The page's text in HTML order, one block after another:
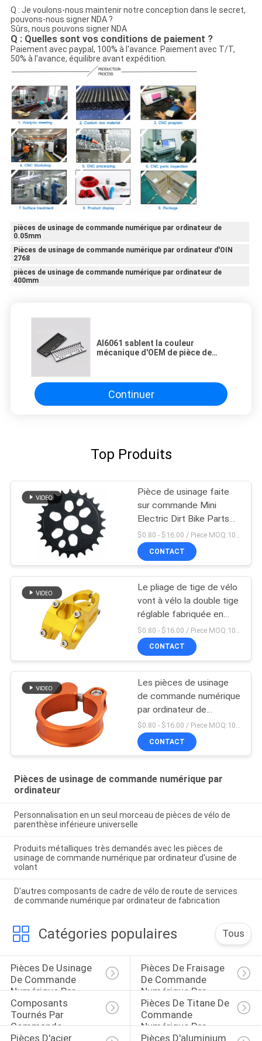
Q : Je voulons-nous maintenir notre conception dans le secret,
pouvons-nous signer NDA ?
Sûrs, nous pouvons signer NDA
Q : Quelles sont vos conditions de paiement ?
Paiement avec paypal, 100% à l'avance. Paiement avec T/T,
50% à l'avance, équilibre avant expédition.
pièces de usinage de commande numérique par ordinateur de
0.05mm
Pièces de usinage de commande numérique par ordinateur d'OIN
2768
pièces de usinage de commande numérique par ordinateur de
400mm
Al6061 sablent la couleur
mécanique d'OEM de pièce de
Continuer
Top Produits
Pièce de usinage faite
sur commande Mini
Electric Dirt Bike Parts
de commande numérique
par ordinateur d'OEM
CONTACT
Le pliage de tige de vélo
vont à vélo la double tige
réglable fabriquée en
Chine
CONTACT
Les pièces de usinage
de commande numérique
par ordinateur de
précision font du vélo 5 x
4 pouces de bride de
Seatpost
$0.80 - $16.00 / Piece MOQ:10 morceaux
CONTACT
Pièces de usinage de commande numérique par
ordinateur
Personnalisation en un seul morceau de pièces de vélo de
parenthèse inférieure universelle
Produits métalliques très demandés avec les pièces de
usinage de commande numérique par ordinateur d'usine de
volant
D'autres composants de cadre de vélo de route de services
de commande numérique par ordinateur de fabrication
Catégories populaires Tous
Pièces De Usinage
De Commande
Numérique Par
Ordinateur
Pièces De Fraisage
De Commande
Numérique Par
Ordinateur
Composants
Tournés Par
Commande
Numérique Par
Pièces De Titane De
Commande
Numérique Par
Ordinateur
Pièces D'acier Pièces D'aluminium